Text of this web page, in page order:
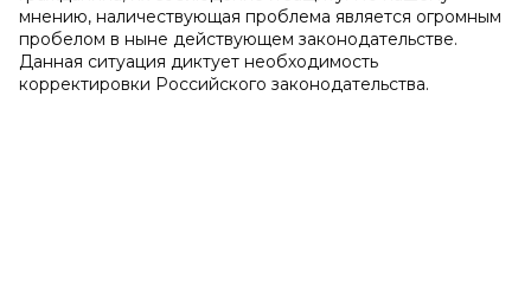
мнению, наличествующая проблема является огромным
пробелом в ныне действующем законодательстве.
Данная ситуация диктует необходимость
корректировки Российского законодательства.